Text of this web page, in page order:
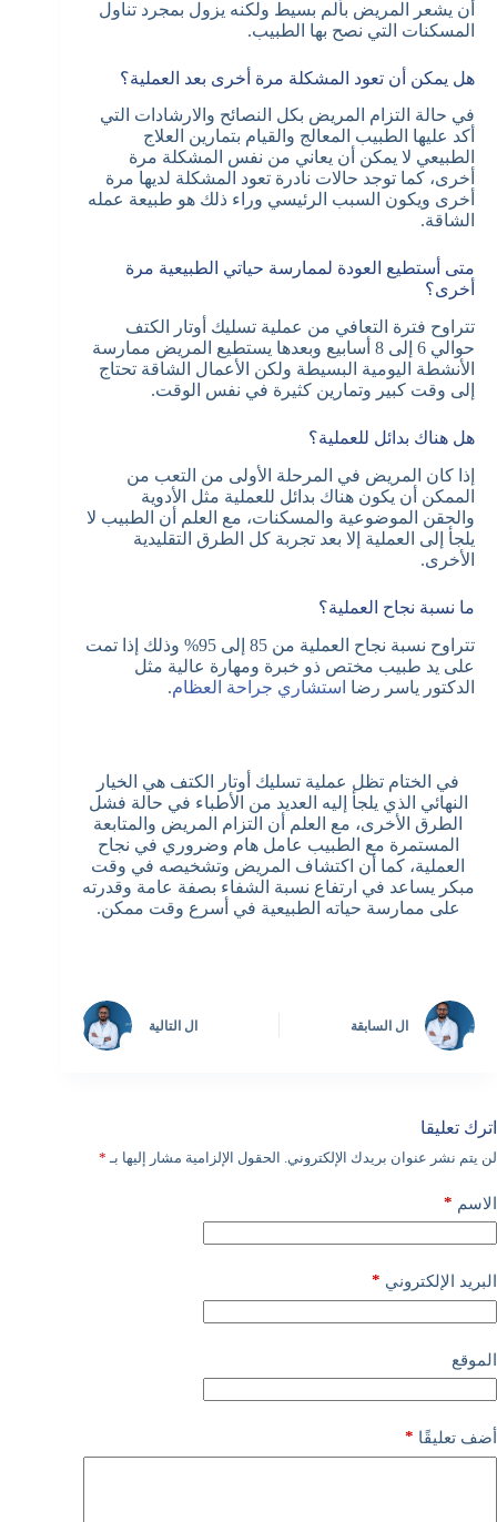
أن يشعر المريض بألم بسيط ولكنه يزول بمجرد تناول
المسكنات التي نصح بها الطبيب.
هل يمكن أن تعود المشكلة مرة أخرى بعد العملية؟
في حالة التزام المريض بكل النصائح والارشادات التي
أكد عليها الطبيب المعالج والقيام بتمارين العلاج
الطبيعي لا يمكن أن يعاني من نفس المشكلة مرة
أخرى، كما توجد حالات نادرة تعود المشكلة لديها مرة
أخرى ويكون السبب الرئيسي وراء ذلك هو طبيعة عمله
الشاقة.
متى أستطيع العودة لممارسة حياتي الطبيعية مرة
أخرى؟
تتراوح فترة التعافي من عملية تسليك أوتار الكتف
حوالي 6 إلى 8 أسابيع وبعدها يستطيع المريض ممارسة
الأنشطة اليومية البسيطة ولكن الأعمال الشاقة تحتاج
إلى وقت كبير وتمارين كثيرة في نفس الوقت.
هل هناك بدائل للعملية؟
إذا كان المريض في المرحلة الأولى من التعب من
الممكن أن يكون هناك بدائل للعملية مثل الأدوية
والحقن الموضوعية والمسكنات، مع العلم أن الطبيب لا
يلجأ إلى العملية إلا بعد تجربة كل الطرق التقليدية
الأخرى.
ما نسبة نجاح العملية؟
تتراوح نسبة نجاح العملية من 85 إلى 95% وذلك إذا تمت
على يد طبيب مختص ذو خبرة ومهارة عالية مثل
الدكتور ياسر رضا استشاري جراحة العظام.
في الختام تظل عملية تسليك أوتار الكتف هي الخيار
النهائي الذي يلجأ إليه العديد من الأطباء في حالة فشل
الطرق الأخرى، مع العلم أن التزام المريض والمتابعة
المستمرة مع الطبيب عامل هام وضروري في نجاح
العملية، كما أن اكتشاف المريض وتشخيصه في وقت
مبكر يساعد في ارتفاع نسبة الشفاء بصفة عامة وقدرته
على ممارسة حياته الطبيعية في أسرع وقت ممكن.
ال السابقة ال التالية
اترك تعليقا
لن يتم نشر عنوان بريدك الإلكتروني. الحقول الإلزامية مشار إليها بـ *
الاسم *
البريد الإلكتروني *
الموقع
أضف تعليقًا *